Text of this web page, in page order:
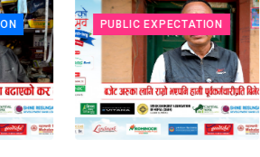
PUBLIC EXPECTATION